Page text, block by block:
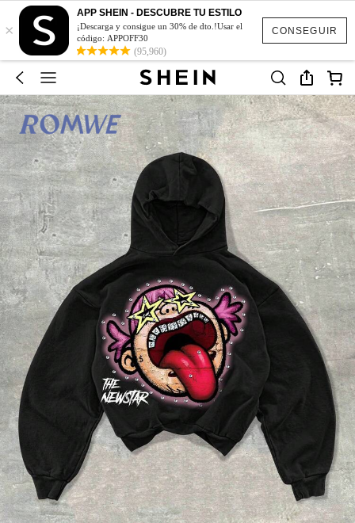
CONSEGUIR
×
APP SHEIN - DESCUBRE TU ESTILO
¡Descarga y consigue un 30% de dto.!Usar el
código: APPOFF30
(95,960)